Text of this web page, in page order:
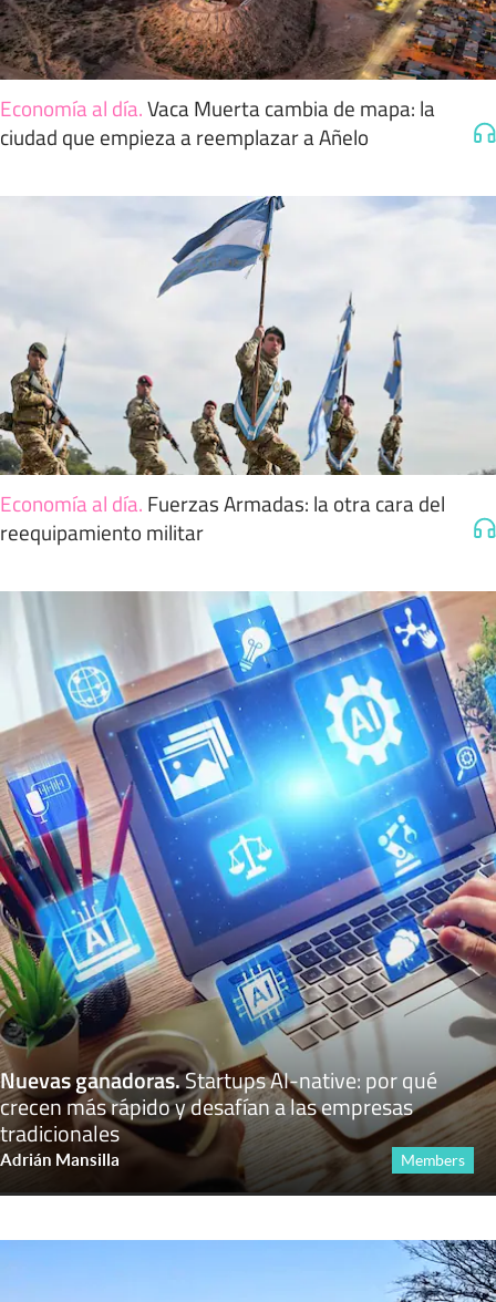
Economía al día.Vaca Muerta cambia de mapa: la
ciudad que empieza a reemplazar a Añelo
Economía al día. Fuerzas Armadas: la otra cara del
reequipamiento militar
Nuevas ganadoras.Startups AI-native: por qué
crecen más rápido y desafían a las empresas
tradicionales
Adrián Mansilla Members